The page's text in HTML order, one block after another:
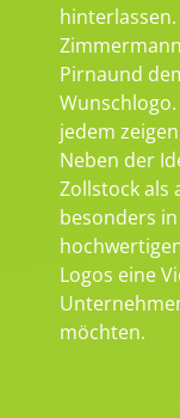
Pirnaund
jedem
Neben der
Zollstock als
besonders
Logos eine
möchten.